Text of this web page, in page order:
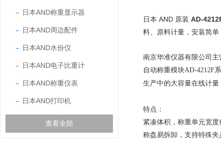
日本AND称重显示器
日本AND周边配件
日本AND水份仪
日本AND电子比重计
日本AND称重仪表
日本AND打印机
查看全部
日本 AND 原装
料、原料计量，安装简
南京华准仪器有限公司主
自动称重模块AD-4212F
生产中的大容量在线计
特点：
紧凑体积，称重单元宽度
称盘易拆卸，支持特殊